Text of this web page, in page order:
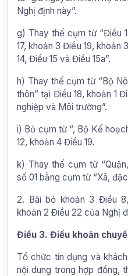
Nghị định này”.
g) Thay thế cụm từ “Điều
17, khoản 3 Điều 19, khoản
14, Điều 15 và Điều 15a”.
h) Thay thế cụm từ “Bộ
thôn” tại Điều 18, khoản 1
nghiệp và Môi trường”.
i) Bỏ cụm từ “, Bộ Kế
12, khoản 4 Điều 19.
k) Thay thế cụm từ
số 01 bằng cụm từ “Xã, đặc
2. Bãi bỏ khoản 3 Điều
khoản 2 Điều 22 của Nghị
Điều 3. Điều khoản
Tổ chức tín dụng và
nội dung trong hợp đồng,